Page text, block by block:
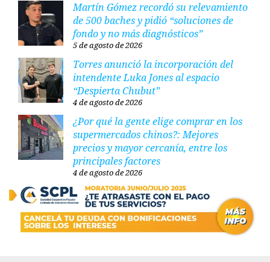
Martín Gómez recordó su relevamiento
de 500 baches y pidió “soluciones de
fondo y no más diagnósticos”
5 de agosto de 2026
Torres anunció la incorporación del
intendente Luka Jones al espacio
“Despierta Chubut”
4 de agosto de 2026
¿Por qué la gente elige comprar en los
supermercados chinos?: Mejores
precios y mayor cercanía, entre los
principales factores
4 de agosto de 2026